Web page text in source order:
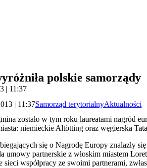
polskie samorządy
| 11:37
| 11:37Samorząd terytorialnyAktualności
zostało w tym roku laureatami nagród
niemieckie Altötting oraz węgierska
się o Nagrodę Europy znalazły
umowy partnerskie z włoskim miastem
współpracy ze swoimi partnerami,